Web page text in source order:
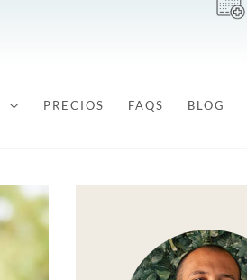
PRECIOS FAQS BLOG